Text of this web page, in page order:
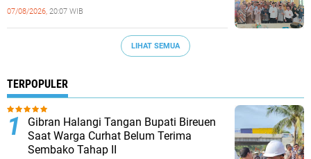
07/08/2026, 20:07 WIB
LIHAT SEMUA
TERPOPULER
Gibran Halangi Tangan Bupati Bireuen
Saat Warga Curhat Belum Terima
Sembako Tahap II